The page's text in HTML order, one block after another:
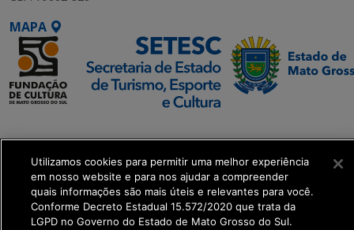
MAPA
Executiva de
Transformação Digital
get_footer();
Utilizamos cookies para permitir uma melhor experiência
em nosso website e para nos ajudar a compreender
quais informações são mais úteis e relevantes para você.
Conforme Decreto Estadual 15.572/2020 que trata da
LGPD no Governo do Estado de Mato Grosso do Sul.